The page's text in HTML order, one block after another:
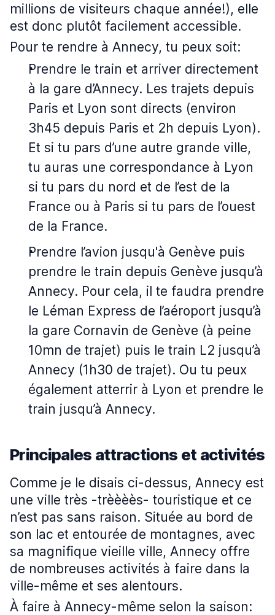
millions de visiteurs chaque année!), elle
est donc plutôt facilement accessible.
Pour te rendre à Annecy, tu peux soit:
Prendre le train et arriver directement
à la gare d’Annecy. Les trajets depuis
Paris et Lyon sont directs (environ
3h45 depuis Paris et 2h depuis Lyon).
Et si tu pars d’une autre grande ville,
tu auras une correspondance à Lyon
si tu pars du nord et de l’est de la
France ou à Paris si tu pars de l’ouest
de la France.
Prendre l’avion jusqu'à Genève puis
prendre le train depuis Genève jusqu’à
Annecy. Pour cela, il te faudra prendre
le Léman Express de l’aéroport jusqu’à
la gare Cornavin de Genève (à peine
10mn de trajet) puis le train L2 jusqu’à
Annecy (1h30 de trajet). Ou tu peux
également atterrir à Lyon et prendre le
train jusqu’à Annecy.
Principales attractions et activités
Comme je le disais ci-dessus, Annecy est
une ville très -trèèèès- touristique et ce
n’est pas sans raison. Située au bord de
son lac et entourée de montagnes, avec
sa magnifique vieille ville, Annecy offre
de nombreuses activités à faire dans la
ville-même et ses alentours.
À faire à Annecy-même selon la saison: